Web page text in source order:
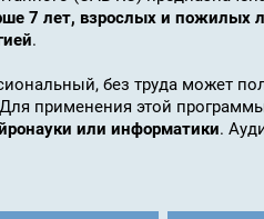
7 лет, взрослых и пожилых
.
без труда может
Для применения этой
или информатики.